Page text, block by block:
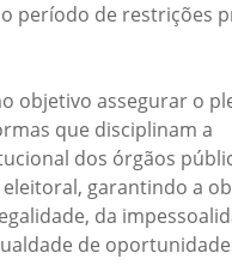
período de restrições
objetivo assegurar o
que disciplinam a
dos órgãos
garantindo a
da
de